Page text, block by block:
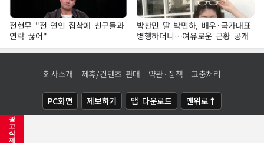
광
고
삭
제
전현무 "전 연인 집착에 친구들과
연락 끊어"
박찬민 딸 박민하, 배우·국가대표
병행하더니…여유로운 근황 공개
회사소개 제휴/컨텐츠 판매 약관·정책 고충처리
PC화면 제보하기 앱 다운로드 맨위로↑